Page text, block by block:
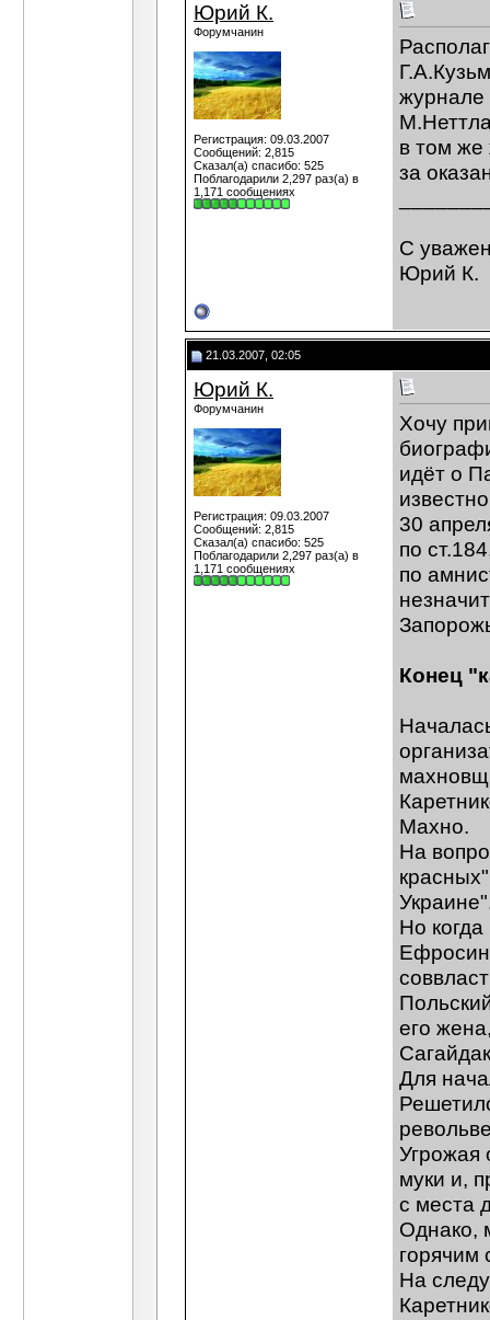
Юрий К.
Форумчанин
Регистрация: 09.03.2007
Сообщений: 2,815
Сказал(а) спасибо: 525
Поблагодарили 2,297 раз(а) в
1,171 сообщениях
журнале
в том же
за
С
Юрий К.
21.03.2007, 02:05
Юрий К.
Форумчанин
Регистрация: 09.03.2007
Сообщений: 2,815
Сказал(а) спасибо: 525
Поблагодарили 2,297 раз(а) в
1,171 сообщениях
Хочу
идёт о
30
по
по
Конец
Махно.
На
Но
его
Для
Угрожая
муки и,
с места
Однако,
горячим
На